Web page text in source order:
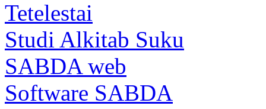
Tetelestai
Studi Alkitab Suku
SABDA web
Software SABDA